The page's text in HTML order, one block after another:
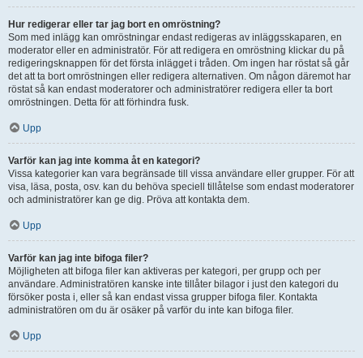
Hur redigerar eller tar jag bort en omröstning?
Som med inlägg kan omröstningar endast redigeras av inläggsskaparen, en
moderator eller en administratör. För att redigera en omröstning klickar du på
redigeringsknappen för det första inlägget i tråden. Om ingen har röstat så går
det att ta bort omröstningen eller redigera alternativen. Om någon däremot har
röstat så kan endast moderatorer och administratörer redigera eller ta bort
omröstningen. Detta för att förhindra fusk.
Upp
Varför kan jag inte komma åt en kategori?
Vissa kategorier kan vara begränsade till vissa användare eller grupper. För att
visa, läsa, posta, osv. kan du behöva speciell tillåtelse som endast moderatorer
och administratörer kan ge dig. Pröva att kontakta dem.
Upp
Varför kan jag inte bifoga filer?
Möjligheten att bifoga filer kan aktiveras per kategori, per grupp och per
användare. Administratören kanske inte tillåter bilagor i just den kategori du
försöker posta i, eller så kan endast vissa grupper bifoga filer. Kontakta
administratören om du är osäker på varför du inte kan bifoga filer.
Upp